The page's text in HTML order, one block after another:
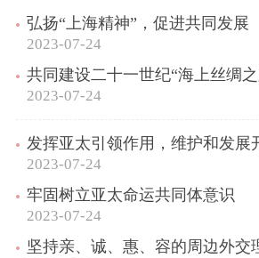
弘扬“上海精神”，促进共同发展
2023-07-24
共同建设二十一世纪“海上丝绸
2023-07-24
发挥亚太引领作用，维护和发展
2023-07-24
牢固树立亚太命运共同体意识
2023-07-24
坚持亲、诚、惠、容的周边外交